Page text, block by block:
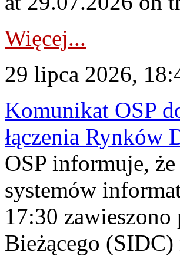
Więcej...
29 lipca 2026,
Komunikat OSP
łączenia Rynków
OSP informuje,
systemów
17:30 zawieszono
Bieżącego